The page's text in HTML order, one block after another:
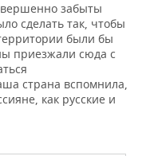
забыты
сделать так, чтобы
были бы
приезжали сюда с
страна вспомнила,
как русские и